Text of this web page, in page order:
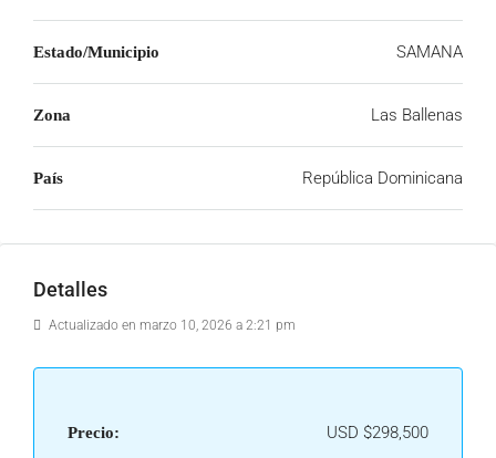
Estado/Municipio SAMANA
Zona Las Ballenas
País República Dominicana
Detalles
Actualizado en marzo 10, 2026 a 2:21 pm
Precio: USD $298,500